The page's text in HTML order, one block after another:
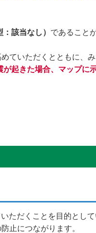
該当なし） であること
ていただくとともに、
が起きた場合、マップに
ただくことを目的とし
止につながります。